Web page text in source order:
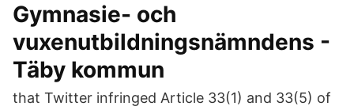
Gymnasie- och
vuxenutbildningsnämndens -
Täby kommun
that Twitter infringed Article 33(1) and 33(5) of